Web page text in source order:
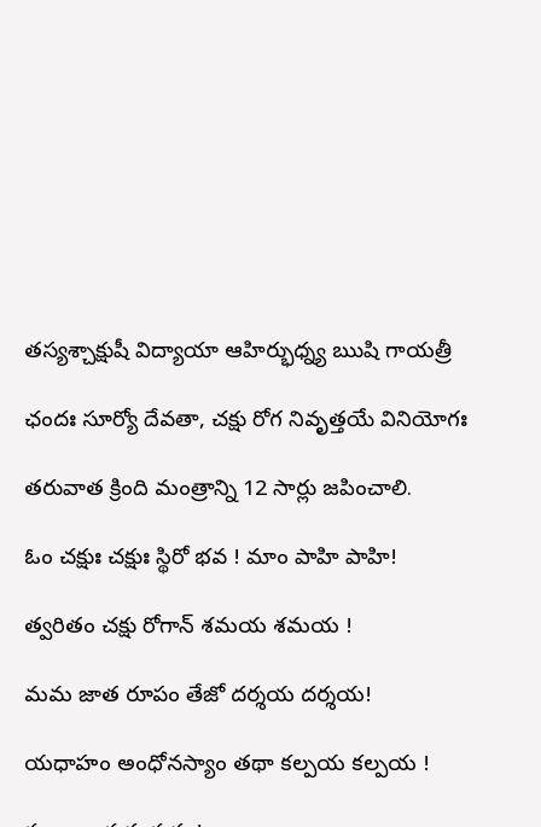
తస్యశ్చాక్షుషీ విద్యాయా ఆహిర్భుధ్న్య ఋషి గాయత్రీ
ఛందః సూర్యో దేవతా, చక్షు రోగ నివృత్తయే వినియోగః
తరువాత క్రింది మంత్రాన్ని 12 సార్లు జపించాలి.
ఓం చక్షుః చక్షుః స్థిరో భవ ! మాం పాహి పాహి!
త్వరితం చక్షు రోగాన్ శమయ శమయ !
మమ జాత రూపం తేజో దర్శయ దర్శయ!
యధాహం అంధోనస్యాం తథా కల్పయ కల్పయ !